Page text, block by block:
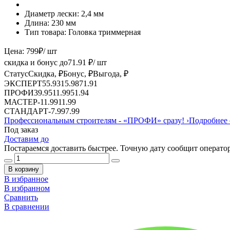
Диаметр лески: 2,4 мм
Длина: 230 мм
Тип товара: Головка триммерная
Цена: 799₽/ шт
скидка и бонус до71.91 ₽/ шт
СтатусСкидка, ₽Бонус, ₽Выгода, ₽
ЭКСПЕРТ55.9315.9871.91
ПРОФИ39.9511.9951.94
МАСТЕР-11.9911.99
СТАНДАРТ-7.997.99
Профессиональным строителям - «ПРОФИ» сразу! ›Подробнее
Под заказ
Доставим до
Постараемся доставить быстрее. Точную дату сообщит
В корзину
В избранное
В избранном
Сравнить
В сравнении